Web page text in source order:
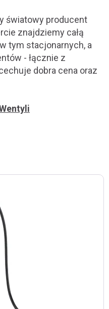
światowy producent
znajdziemy całą
tym stacjonarnych, a
- łącznie z
dobra cena oraz